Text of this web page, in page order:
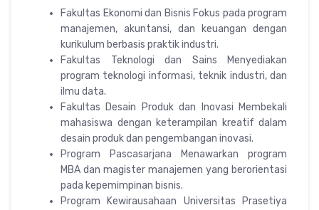
Fakultas Ekonomi dan Bisnis Fokus pada program
manajemen, akuntansi, dan keuangan dengan
kurikulum berbasis praktik industri.
Fakultas Teknologi dan Sains Menyediakan
program teknologi informasi, teknik industri, dan
ilmu data.
Fakultas Desain Produk dan Inovasi Membekali
mahasiswa dengan keterampilan kreatif dalam
desain produk dan pengembangan inovasi.
Program Pascasarjana Menawarkan program
MBA dan magister manajemen yang berorientasi
pada kepemimpinan bisnis.
Program Kewirausahaan Universitas Prasetiya